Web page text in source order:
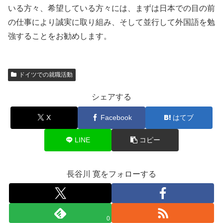
いる方々、希望している方々には、まずは日本での目の前
の仕事により誠実に取り組み、そして並行して外国語を勉
強することをお勧めします。
ドイツでの就職活動
シェアする
X Facebook はてブ
LINE コピー
長谷川 寛をフォローする
0